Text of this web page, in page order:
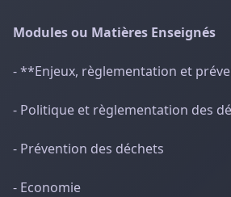
Modules ou Matières Enseignés
- **Enjeux, règlementation et
- Politique et règlementation des
- Prévention des déchets
- Economie